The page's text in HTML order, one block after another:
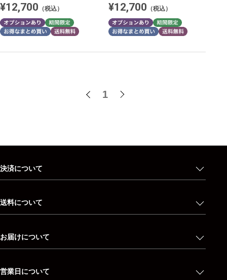
¥12,700 （税込） ¥12,700 （税込）
1
決済について
送料について
お届けについて
営業日について